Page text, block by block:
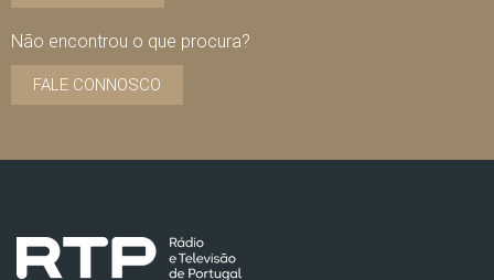
Não encontrou o que procura?
FALE CONNOSCO